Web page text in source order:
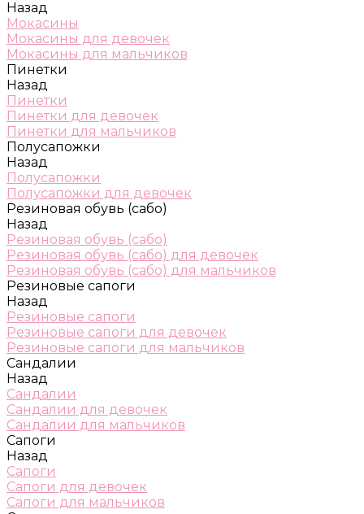
Назад
Мокасины
Мокасины для девочек
Мокасины для мальчиков
Пинетки
Назад
Пинетки
Пинетки для девочек
Пинетки для мальчиков
Полусапожки
Назад
Полусапожки
Полусапожки для девочек
Резиновая обувь (сабо)
Назад
Резиновая обувь (сабо)
Резиновая обувь (сабо) для девочек
Резиновая обувь (сабо) для мальчиков
Резиновые сапоги
Назад
Резиновые сапоги
Резиновые сапоги для девочек
Резиновые сапоги для мальчиков
Сандалии
Назад
Сандалии
Сандалии для девочек
Сандалии для мальчиков
Сапоги
Назад
Сапоги
Сапоги для девочек
Сапоги для мальчиков